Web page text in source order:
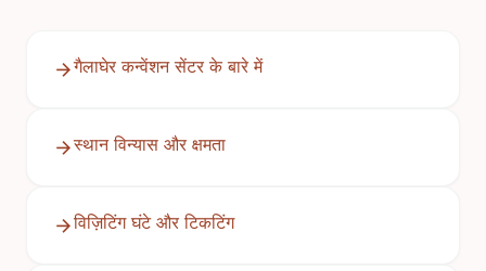
गैलाघेर कन्वेंशन सेंटर के बारे में
स्थान विन्यास और क्षमता
विज़िटिंग घंटे और टिकटिंग